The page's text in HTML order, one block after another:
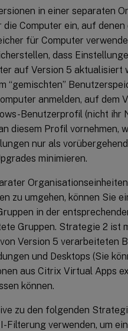
in einer separaten
Computer ein, auf
für Computer
dass
auf Version 5 aktualisiert
“gemischten”
anmelden, auf dem
Benutzerprofil (nicht ihr
diesem Profil vornehmen,
nur als
minimieren.
zu umgehen, können Sie
in der
Gruppen. Strategie 2 ist
Version 5 verarbeiteten
und Desktops (Sie
aus Citrix Virtual Apps
können.
zu den folgenden
Filterung verwenden, um